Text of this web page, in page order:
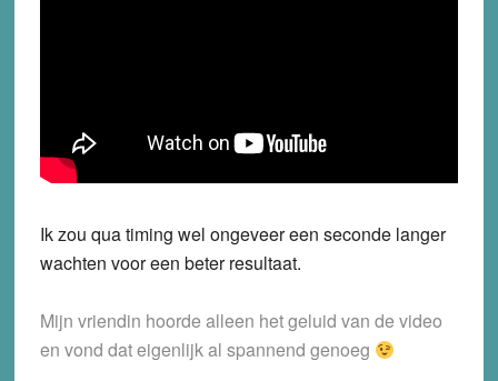
Ik zou qua timing wel ongeveer een seconde langer
wachten voor een beter resultaat.
Mijn vriendin hoorde alleen het geluid van de video
en vond dat eigenlijk al spannend genoeg